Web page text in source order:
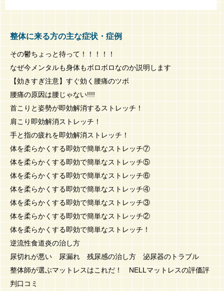
整体に来る方の主な症状・症例
その鬱ちょっと待って！！！！！
なぜ今メンタルも身体もボロボロなのか説明します
【効きすぎ注意】すぐ効く腰痛のツボ
腰痛の原因は腰じゃない!!!!
首こりと姿勢が即効解消するストレッチ！
肩こり即効解消ストレッチ！
手と指の疲れを即効解消ストレッチ！
体を柔らかくする即効で簡単なストレッチ⑦
体を柔らかくする即効で簡単なストレッチ⑤
体を柔らかくする即効で簡単なストレッチ⑥
体を柔らかくする即効で簡単なストレッチ④
体を柔らかくする即効で簡単なストレッチ③
体を柔らかくする即効で簡単なストレッチ②
体を柔らかくする即効で簡単なストレッチ！
逆流性食道炎の治し方
尿切れが悪い 尿漏れ 残尿感の治し方 泌尿器のトラブル
整体師が選ぶマットレスはこれだ！ NELLマットレスの評価評
判口コミ